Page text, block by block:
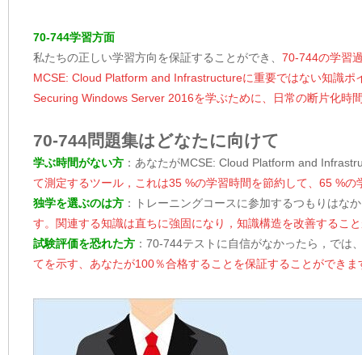
70-744学習方面
私たちの正しい学習方向を保証することができ、 70-744の学習
MCSE: Cloud Platform and Infrastructureに重要ではない知識
Securing Windows Server 2016を学ぶために、日常の断片化時
70-744問題集はどなたに向けて
学ぶ時間がない方 ：あなたがMCSE: Cloud Platform and
て測定するツール，これは35 %の学習時間を節約して、65 %
独学を選ぶのは方 ：トレーニングコースに参加するつもりはな
す。関連する知識は直ちに強固になり，知識構造を改善するこ
試験評価を恐れた方 ：70-744テストに自信がなかったら，では
てを示す、あなたが100％合格することを保証することができま